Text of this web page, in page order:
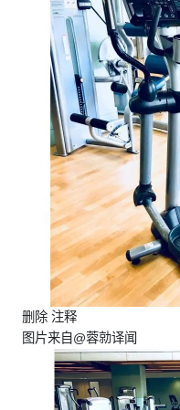
删除 注释
图片来自@蓉勍译闻